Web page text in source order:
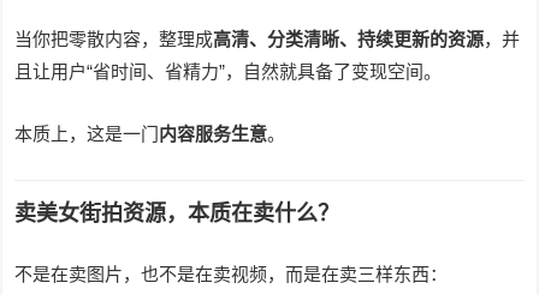
当你把零散内容，整理成高清、分类清晰、持续更新的资源，并
且让用户“省时间、省精力”，自然就具备了变现空间。
本质上，这是一门内容服务生意。
卖美女街拍资源，本质在卖什么？
不是在卖图片，也不是在卖视频，而是在卖三样东西：